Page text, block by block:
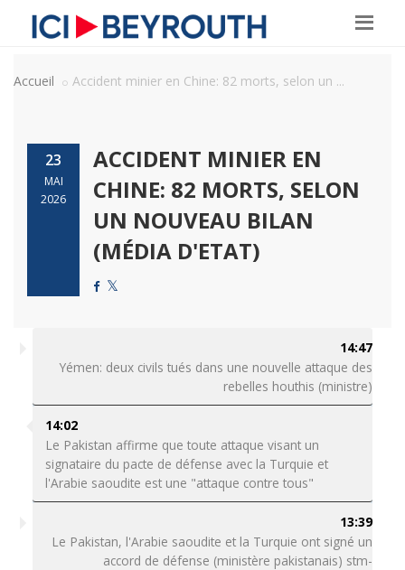
Accueil Accident minier en Chine: 82 morts, selon un ...
23
MAI
2026
ACCIDENT MINIER EN
CHINE: 82 MORTS, SELON
UN NOUVEAU BILAN
(MÉDIA D'ETAT)
14:47
Yémen: deux civils tués dans une nouvelle attaque des
rebelles houthis (ministre)
14:02
Le Pakistan affirme que toute attaque visant un
signataire du pacte de défense avec la Turquie et
l'Arabie saoudite est une "attaque contre tous"
13:39
Le Pakistan, l'Arabie saoudite et la Turquie ont signé un
accord de défense (ministère pakistanais) stm-